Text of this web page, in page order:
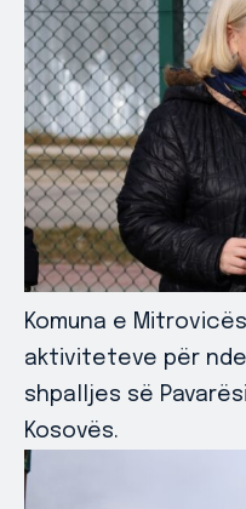
Komuna e
aktiviteteve për
shpalljes së
Kosovës.